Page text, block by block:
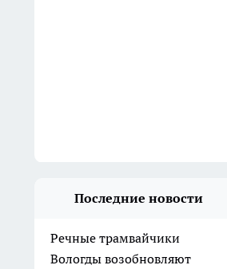
Последние новости
Речные трамвайчики
Вологды возобновляют